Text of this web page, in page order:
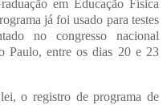
em Educação Física
já foi usado para testes
no congresso nacional
Paulo, entre os dias 20 e 23
o registro de programa de